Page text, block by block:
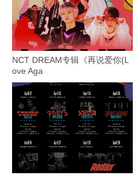
NCT DREAM专辑《再说爱你(L
ove Aga